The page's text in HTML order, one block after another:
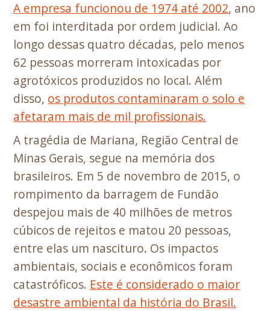
A empresa funcionou de 1974 até 2002, ano
em foi interditada por ordem judicial. Ao
longo dessas quatro décadas, pelo menos
62 pessoas morreram intoxicadas por
agrotóxicos produzidos no local. Além
disso, os produtos contaminaram o solo e
afetaram mais de mil profissionais.
A tragédia de Mariana, Região Central de
Minas Gerais, segue na memória dos
brasileiros. Em 5 de novembro de 2015, o
rompimento da barragem de Fundão
despejou mais de 40 milhões de metros
cúbicos de rejeitos e matou 20 pessoas,
entre elas um nascituro. Os impactos
ambientais, sociais e econômicos foram
catastróficos. Este é considerado o maior
desastre ambiental da história do Brasil.